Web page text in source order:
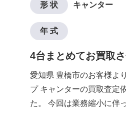
形 状 キャンター
年 式
4台まとめてお買取
した③
愛知県 豊橋市のお客様よ
プ キャンターの買取査定
た。 今回は業務縮小に伴